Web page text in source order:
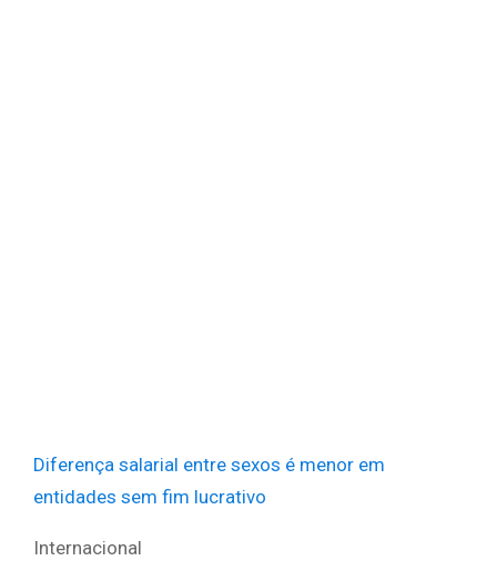
Diferença salarial entre sexos é menor em
entidades sem fim lucrativo
Internacional